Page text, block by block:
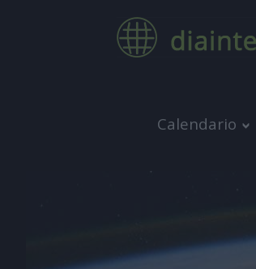
Calendario